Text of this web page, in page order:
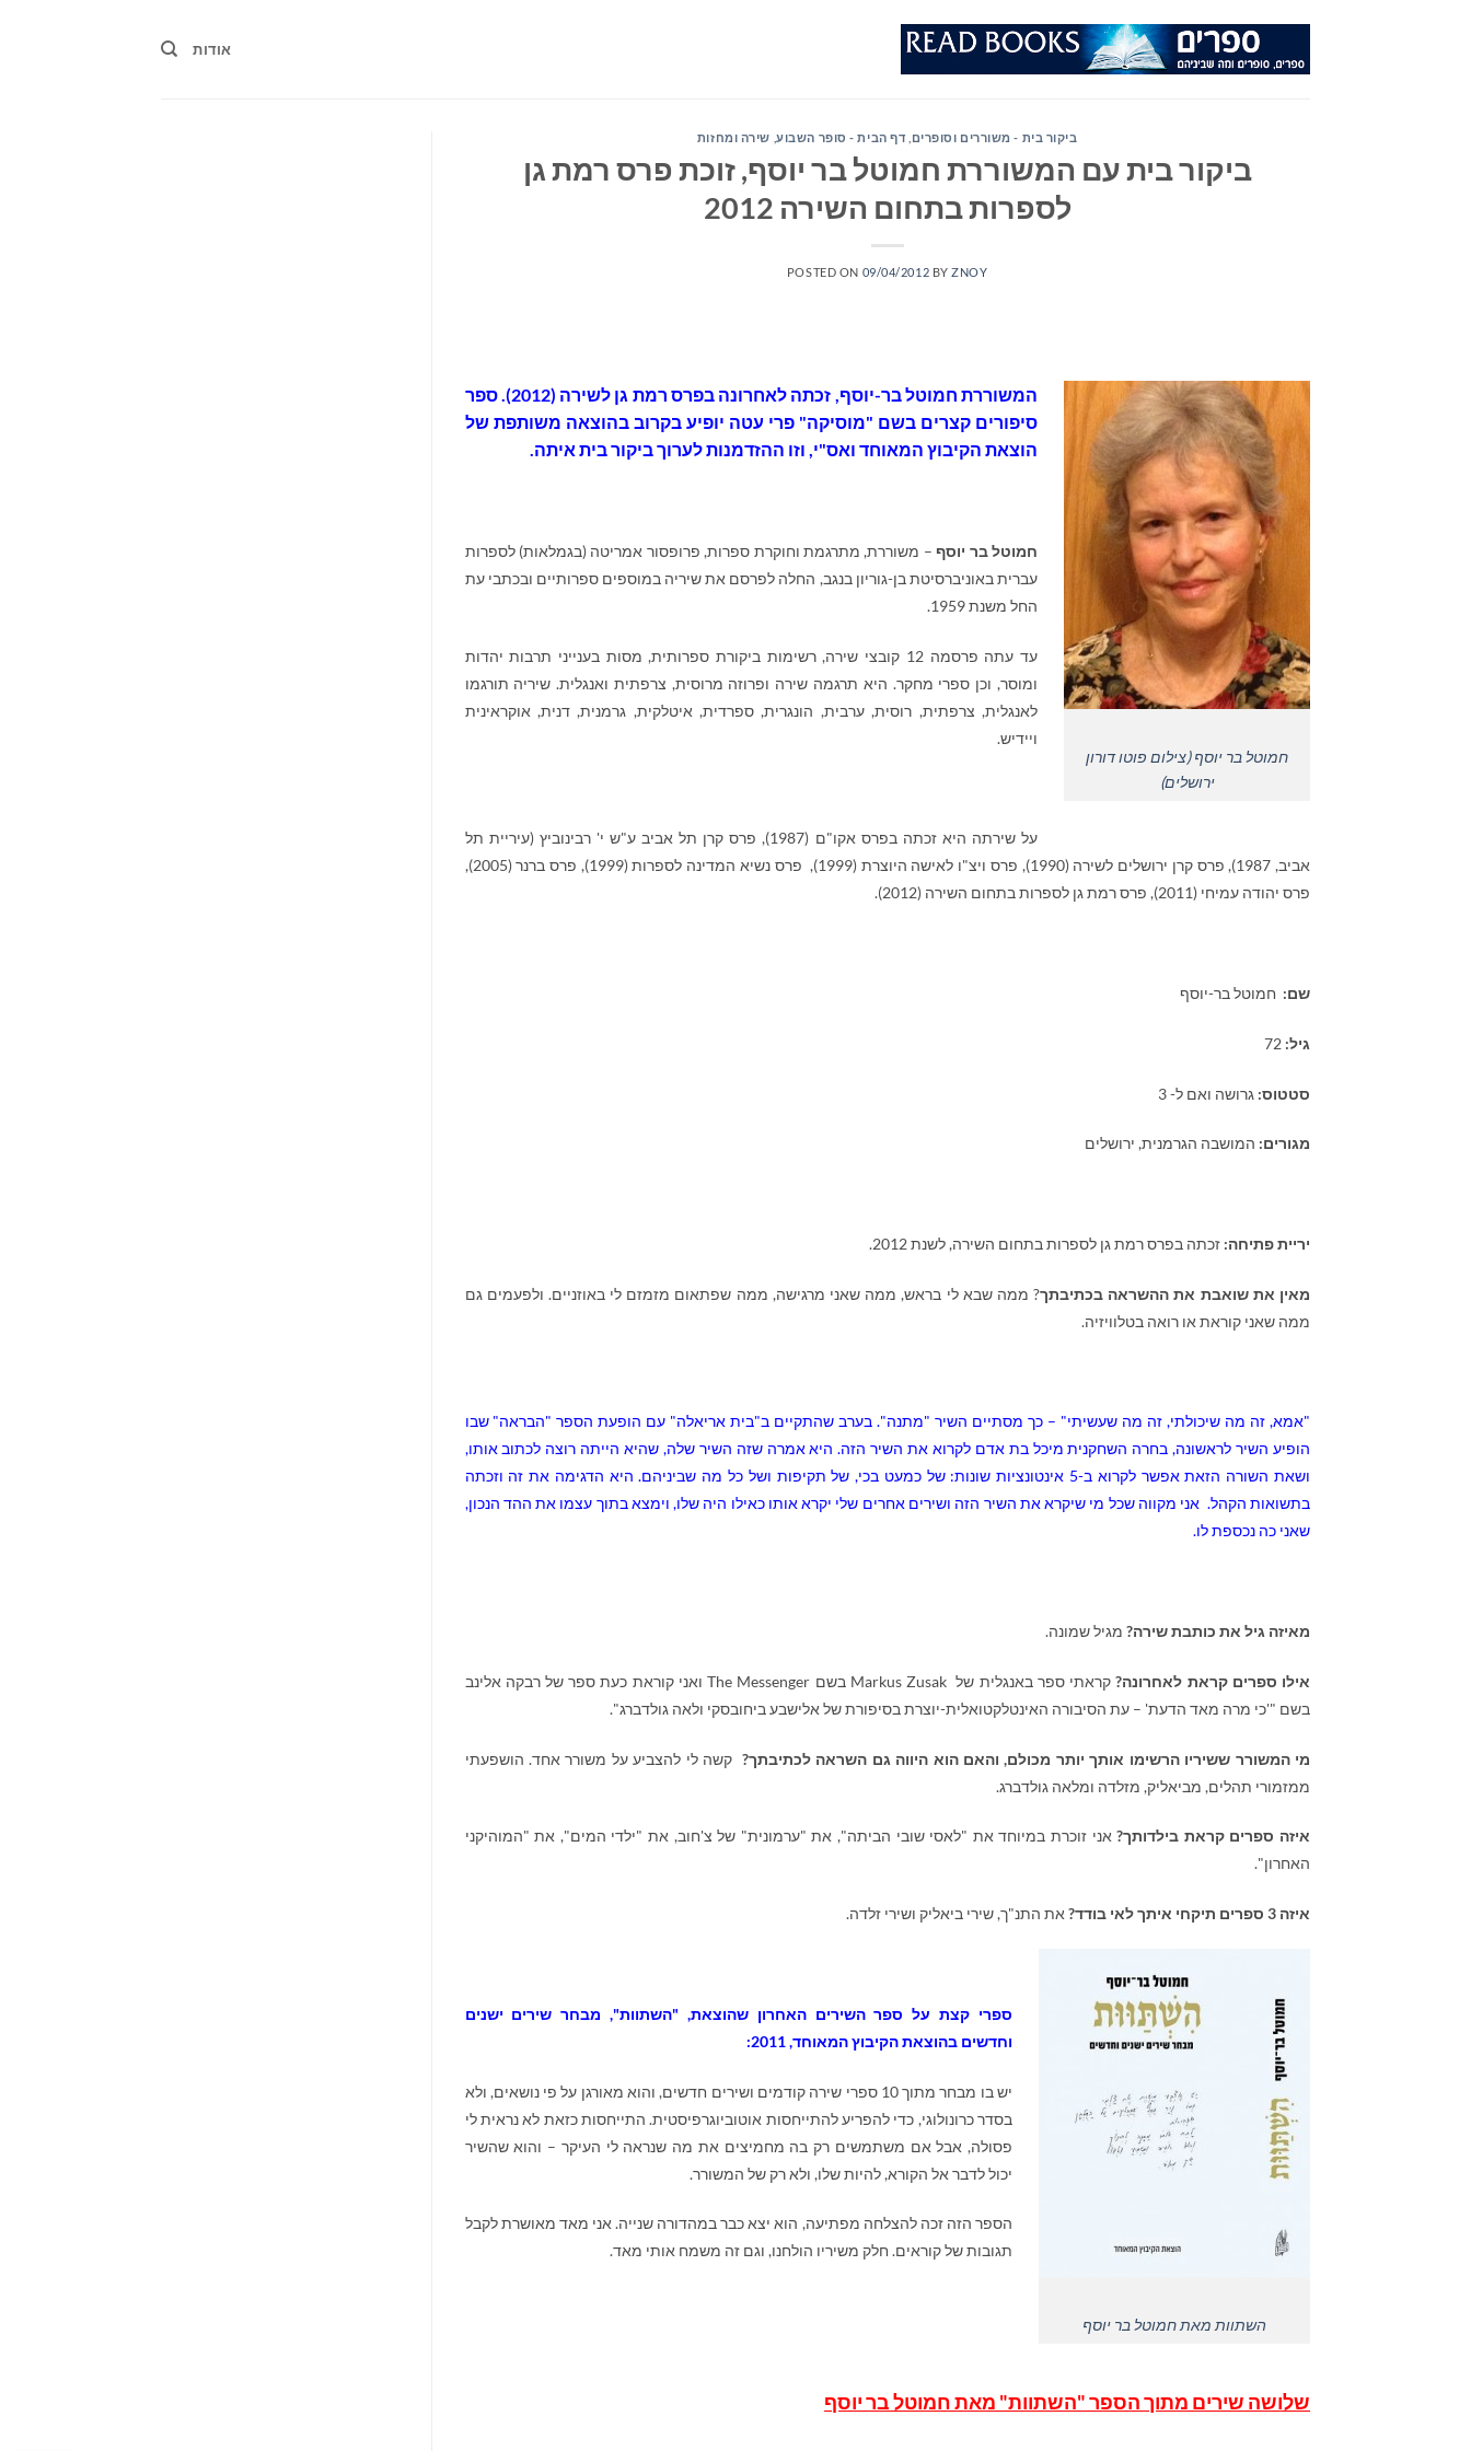
אודות
ביקור בית - משוררים וסופרים דף הבית - סופר השבוע, שירה ומחזות
ביקור בית עם המשוררת חמוטל בר יוסף, זוכת פרס רמת גן
לספרות בתחום השירה 2012
POSTED ON 09/04/2012 BYZNOY
חמוטל בר יוסף (צילום פוטו דורון
ירושלים)
המשוררת חמוטל בר-יוסף, זכתה לאחרונה בפרס רמת גן לשירה (2012). ספר
סיפורים קצרים בשם "מוסיקה" פרי עטה יופיע בקרוב בהוצאה משותפת של
הוצאת הקיבוץ המאוחד ואס"י, וזו ההזדמנות לערוך ביקור בית איתה.
חמוטל בר יוסף – משוררת, מתרגמת וחוקרת ספרות, פרופסור אמריטה (בגמלאות) לספרות
עברית באוניברסיטת בן-גוריון בנגב, החלה לפרסם את שיריה במוספים ספרותיים ובכתבי עת
החל משנת 1959.
עד עתה פרסמה 12 קובצי שירה, רשימות ביקורת ספרותית, מסות בענייני תרבות יהדות
ומוסר, וכן ספרי מחקר. היא תרגמה שירה ופרוזה מרוסית, צרפתית ואנגלית. שיריה תורגמו
לאנגלית, צרפתית, רוסית, ערבית, הונגרית, ספרדית, איטלקית, גרמנית, דנית, אוקראינית
ויידיש.
על שירתה היא זכתה בפרס אקו"ם (1987) , פרס קרן תל אביב ע"ש י' רבינוביץ (עיריית תל
אביב, 1987), פרס קרן ירושלים לשירה (1990), פרס ויצ"ו לאישה היוצרת (1999), פרס נשיא המדינה לספרות (1999), פרס ברנר (2005),
פרס יהודה עמיחי (2011), פרס רמת גן לספרות בתחום השירה (2012).
שם: חמוטל בר-יוסף
גיל: 72
סטטוס: גרושה ואם ל- 3
מגורים: המושבה הגרמנית, ירושלים
יריית פתיחה: זכתה בפרס רמת גן לספרות בתחום השירה, לשנת 2012.
מאין את שואבת את ההשראה בכתיבתך? ממה שבא לי בראש, ממה שאני מרגישה, ממה שפתאום מזמזם לי באוזניים. ולפעמים גם
ממה שאני קוראת או רואה בטלוויזיה.
"אמא, זה מה שיכולתי, זה מה שעשיתי" – כך מסתיים השיר "מתנה". בערב שהתקיים ב"בית אריאלה" עם הופעת הספר "הבראה" שבו
הופיע השיר לראשונה, בחרה השחקנית מיכל בת אדם לקרוא את השיר הזה. היא אמרה שזה השיר שלה, שהיא הייתה רוצה לכתוב אותו,
ושאת השורה הזאת אפשר לקרוא ב-5 אינטונציות שונות: של כמעט בכי, של תקיפות ושל כל מה שביניהם. היא הדגימה את זה וזכתה
בתשואות הקהל. אני מקווה שכל מי שיקרא את השיר הזה ושירים אחרים שלי יקרא אותו כאילו היה שלו, וימצא בתוך עצמו את ההד הנכון,
שאני כה נכספת לו.
מאיזה גיל את כותבת שירה? מגיל שמונה.
אילו ספרים קראת לאחרונה?קראתי ספר באנגלית של Markus Zusak בשם The Messengerואני קוראת כעת ספר של רבקה אלינב
בשם "'כי מרה מאד הדעת' – עת הסיבורה האינטלקטואלית-יוצרת בסיפורת של אלישבע ביחובסקי ולאה גולדברג".
מי המשורר ששיריו הרשימו אותך יותר מכולם, והאם הוא היווה גם השראה לכתיבתך? קשה לי להצביע על משורר אחד. הושפעתי
ממזמורי תהלים, מביאליק, מזלדה ומלאה גולדברג.
איזה ספרים קראת בילדותך?אני זוכרת במיוחד את "לאסי שובי הביתה", את "ערמונית" של צ'חוב, את "ילדי המים", את "המוהיקני
האחרון".
איזה 3 ספרים תיקחי איתך לאי בודד? את התנ"ך, שירי ביאליק ושירי זלדה.
השתוות מאת חמוטל בר יוסף
ספרי קצת על ספר השירים האחרון שהוצאת, "השתוות", מבחר שירים ישנים
וחדשים בהוצאת הקיבוץ המאוחד, 2011:
יש בו מבחר מתוך 10 ספרי שירה קודמים ושירים חדשים, והוא מאורגן על פי נושאים, ולא
בסדר כרונולוגי, כדי להפריע להתייחסות אוטוביוגרפיסטית. התייחסות כזאת לא נראית לי
פסולה, אבל אם משתמשים רק בה מחמיצים את מה שנראה לי העיקר – והוא שהשיר
יכול לדבר אל הקורא, להיות שלו, ולא רק של המשורר.
הספר הזה זכה להצלחה מפתיעה, הוא יצא כבר במהדורה שנייה. אני מאד מאושרת לקבל
תגובות של קוראים. חלק משיריו הולחנו, וגם זה משמח אותי מאד.
שלושה שירים מתוך הספר "השתוות" מאת חמוטל בר יוסף